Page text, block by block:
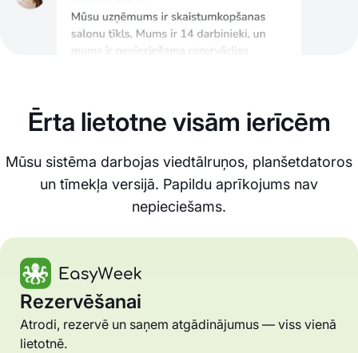
Ērta lietotne visām ierīcēm
Mūsu sistēma darbojas viedtālruņos, planšetdatoros
un tīmekļa versijā. Papildu aprīkojums nav
nepieciešams.
Rezervēšanai
Atrodi, rezervē un saņem atgādinājumus — viss vienā
lietotnē.